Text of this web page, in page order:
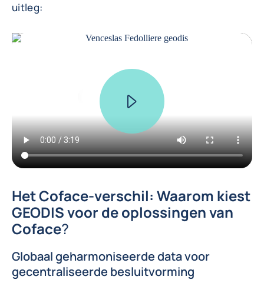
uitleg:
Het Coface-verschil: Waarom kiest
GEODIS voor de oplossingen van
Coface?
Globaal geharmoniseerde data voor
gecentraliseerde besluitvorming